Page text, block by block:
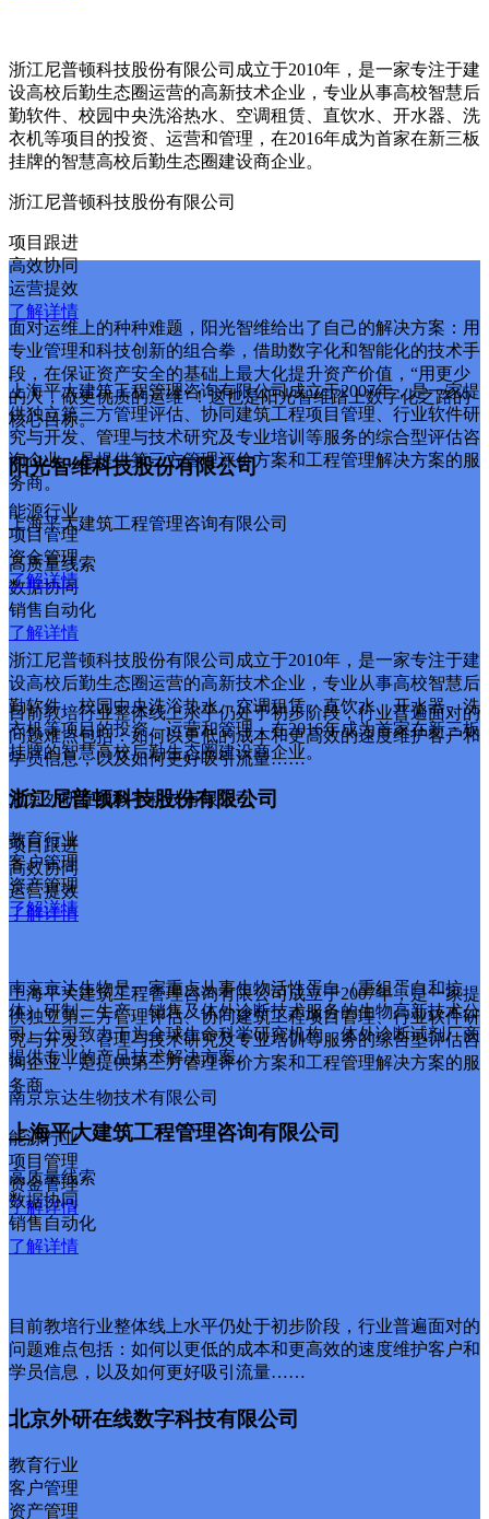
浙江尼普顿科技股份有限公司成立于2010年，是一家专注于建
设高校后勤生态圈运营的高新技术企业，专业从事高校智慧后
勤软件、校园中央洗浴热水、空调租赁、直饮水、开水器、洗
衣机等项目的投资、运营和管理，在2016年成为首家在新三板
挂牌的智慧高校后勤生态圈建设商企业。
浙江尼普顿科技股份有限公司
项目跟进
高效协同
运营提效
了解详情
上海平大建筑工程管理咨询有限公司成立于2007年，是一家提
供独立第三方管理评估、协同建筑工程项目管理、行业软件研
究与开发、管理与技术研究及专业培训等服务的综合型评估咨
询企业，是提供第三方管理评价方案和工程管理解决方案的服
务商。
上海平大建筑工程管理咨询有限公司
高质量线索
数据协同
销售自动化
了解详情
目前教培行业整体线上水平仍处于初步阶段，行业普遍面对的
问题难点包括：如何以更低的成本和更高效的速度维护客户和
学员信息，以及如何更好吸引流量……
北京外研在线数字科技有限公司
教育行业
客户管理
资产管理
了解详情
南京京达生物是一家重点从事生物活性蛋白（重组蛋白和抗
体）研制、生产、销售及体外诊断技术服务的生物高新技术公
司。公司致力于为全球生命科学研究机构、体外诊断试剂厂商
提供专业的产品技术解决方案。
南京京达生物技术有限公司
能源行业
项目管理
资金管理
了解详情
面对运维上的种种难题，阳光智维给出了自己的解决方案：用
专业管理和科技创新的组合拳，借助数字化和智能化的技术手
段，在保证资产安全的基础上最大化提升资产价值，“用更少
的人，做更优质的运维”！这也是阳光智维踏上数字化之路的
核心目标。
阳光智维科技股份有限公司
能源行业
项目管理
资金管理
了解详情
浙江尼普顿科技股份有限公司成立于2010年，是一家专注于建
设高校后勤生态圈运营的高新技术企业，专业从事高校智慧后
勤软件、校园中央洗浴热水、空调租赁、直饮水、开水器、洗
衣机等项目的投资、运营和管理，在2016年成为首家在新三板
挂牌的智慧高校后勤生态圈建设商企业。
浙江尼普顿科技股份有限公司
项目跟进
高效协同
运营提效
了解详情
上海平大建筑工程管理咨询有限公司成立于2007年，是一家提
供独立第三方管理评估、协同建筑工程项目管理、行业软件研
究与开发、管理与技术研究及专业培训等服务的综合型评估咨
询企业，是提供第三方管理评价方案和工程管理解决方案的服
务商。
上海平大建筑工程管理咨询有限公司
高质量线索
数据协同
销售自动化
了解详情
目前教培行业整体线上水平仍处于初步阶段，行业普遍面对的
问题难点包括：如何以更低的成本和更高效的速度维护客户和
学员信息，以及如何更好吸引流量……
北京外研在线数字科技有限公司
教育行业
客户管理
资产管理